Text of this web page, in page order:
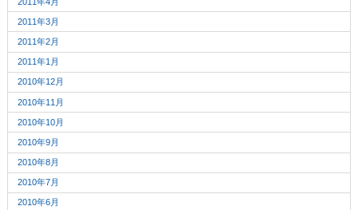
2011年3月
2011年2月
2011年1月
2010年12月
2010年11月
2010年10月
2010年9月
2010年8月
2010年7月
2010年6月